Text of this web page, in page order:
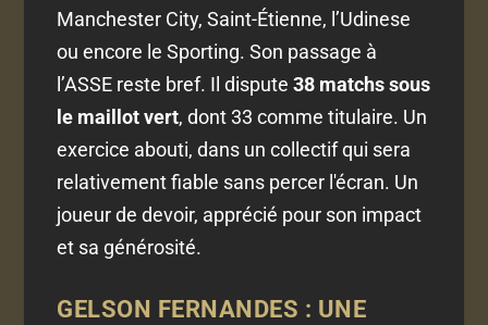
Manchester City, Saint-Étienne, l’Udinese
ou encore le Sporting. Son passage à
l’ASSE reste bref. Il dispute38 matchs sous
le maillot vert, dont 33 comme titulaire. Un
exercice abouti, dans un collectif qui sera
relativement fiable sans percer l'écran. Un
joueur de devoir, apprécié pour son impact
et sa générosité.
GELSON FERNANDES : UNE